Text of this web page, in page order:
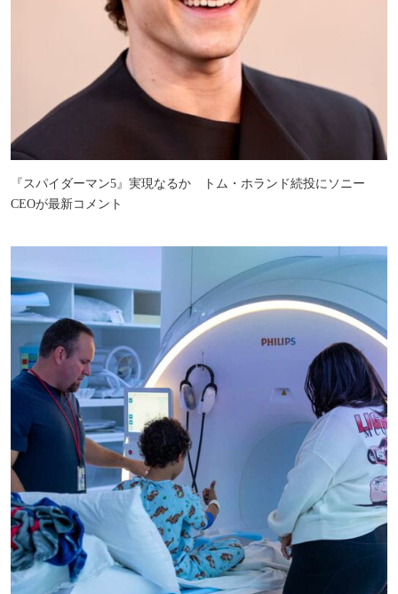
『スパイダーマン5』実現なるか トム・ホランド続投にソニー
CEOが最新コメント